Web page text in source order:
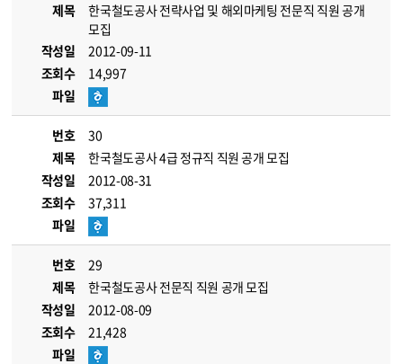
제목
한국철도공사 전략사업 및 해외마케팅 전문직 직원 공개
모집
작성일
2012-09-11
조회수
14,997
파일
번호
30
제목
한국철도공사 4급 정규직 직원 공개 모집
작성일
2012-08-31
조회수
37,311
파일
번호
29
제목
한국철도공사 전문직 직원 공개 모집
작성일
2012-08-09
조회수
21,428
파일